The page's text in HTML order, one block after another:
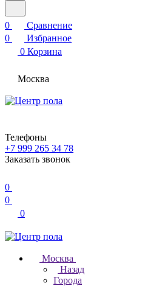
0
Сравнение
0
Избранное
0 Корзина
Москва
Телефоны
+7 999 265 34 78
Заказать звонок
0
0
0
Москва
Назад
Города